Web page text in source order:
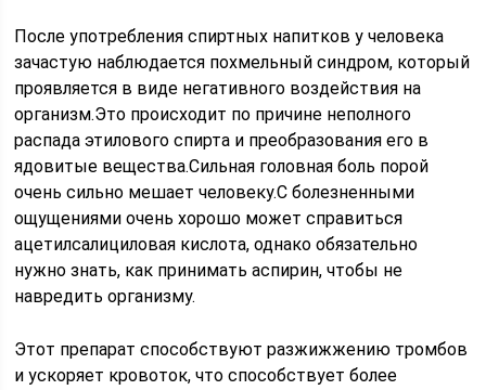
После употребления спиртных напитков у человека
зачастую наблюдается похмельный синдром, который
проявляется в виде негативного воздействия на
организм.Это происходит по причине неполного
распада этилового спирта и преобразования его в
ядовитые вещества.Сильная головная боль порой
очень сильно мешает человеку.С болезненными
ощущениями очень хорошо может справиться
ацетилсалициловая кислота, однако обязательно
нужно знать, как принимать аспирин, чтобы не
навредить организму.
Этот препарат способствуют разжижжению тромбов
и ускоряет кровоток, что способствует более